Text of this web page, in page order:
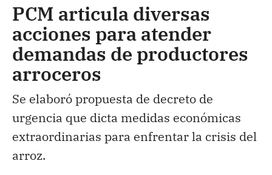
PCM articula diversas
acciones para atender
demandas de productores
arroceros
Se elaboró propuesta de decreto de
urgencia que dicta medidas económicas
extraordinarias para enfrentar la crisis del
arroz.